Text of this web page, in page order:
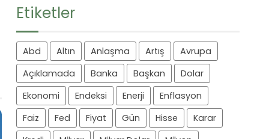
Etiketler
Abd Altın Anlaşma Artış
Avrupa
Açıklamada
Banka Başkan
Dolar
Ekonomi
Endeksi Enerji
Enflasyon
Faiz
Fed Fiyat Gün Hisse
Karar